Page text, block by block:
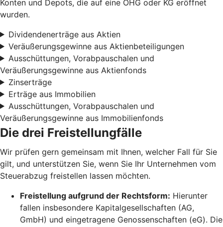
Konten und Depots, die auf eine OHG oder KG eröffnet
wurden.
Dividendenerträge aus Aktien
Veräußerungsgewinne aus Aktienbeteiligungen
Ausschüttungen, Vorabpauschalen und
Veräußerungsgewinne aus Aktienfonds
Zinserträge
Erträge aus Immobilien
Ausschüttungen, Vorabpauschalen und
Veräußerungsgewinne aus Immobilienfonds
Die drei Freistellungfälle
Wir prüfen gern gemeinsam mit Ihnen, welcher Fall für Sie
gilt, und unterstützen Sie, wenn Sie Ihr Unternehmen vom
Steuerabzug freistellen lassen möchten.
Freistellung aufgrund der Rechtsform: Hierunter
fallen insbesondere Kapitalgesellschaften (AG,
GmbH) und eingetragene Genossenschaften (eG). Die